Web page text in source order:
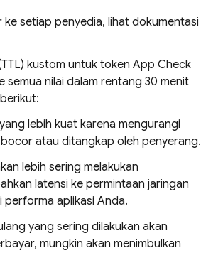
setiap penyedia, lihat dokumentasi
kustom untuk token App Check
nilai dalam rentang 30 menit
lebih kuat karena mengurangi
atau ditangkap oleh penyerang.
lebih sering melakukan
latensi ke permintaan jaringan
performa aplikasi Anda.
yang sering dilakukan akan
mungkin akan menimbulkan